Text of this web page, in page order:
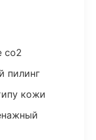
co2
пилинг
кожи